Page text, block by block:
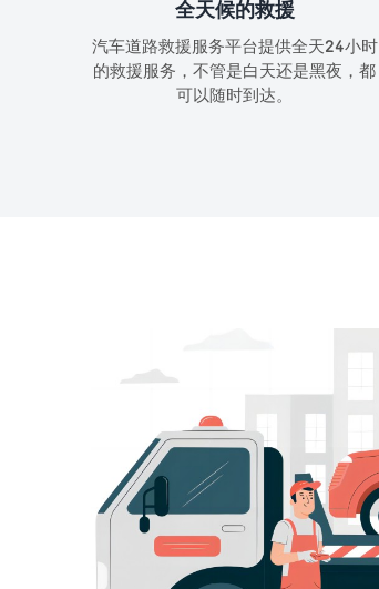
全天候的救援
汽车道路救援服务平台提供全天24小时
的救援服务，不管是白天还是黑夜，都
可以随时到达。